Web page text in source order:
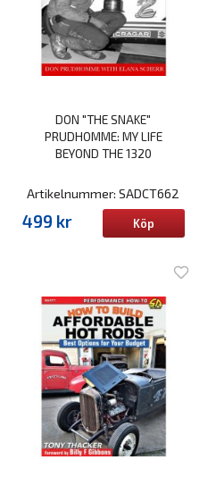
DON "THE SNAKE"
PRUDHOMME: MY LIFE
BEYOND THE 1320
Artikelnummer: SADCT662
499 kr Köp